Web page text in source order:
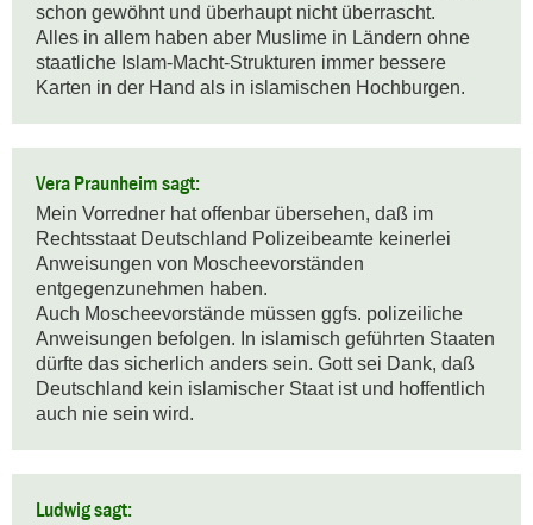
schon gewöhnt und überhaupt nicht überrascht.
Alles in allem haben aber Muslime in Ländern ohne
staatliche Islam-Macht-Strukturen immer bessere
Karten in der Hand als in islamischen Hochburgen.
Vera Praunheim sagt:
Mein Vorredner hat offenbar übersehen, daß im
Rechtsstaat Deutschland Polizeibeamte keinerlei
Anweisungen von Moscheevorständen
entgegenzunehmen haben.
Auch Moscheevorstände müssen ggfs. polizeiliche
Anweisungen befolgen. In islamisch geführten Staaten
dürfte das sicherlich anders sein. Gott sei Dank, daß
Deutschland kein islamischer Staat ist und hoffentlich
auch nie sein wird.
Ludwig sagt: